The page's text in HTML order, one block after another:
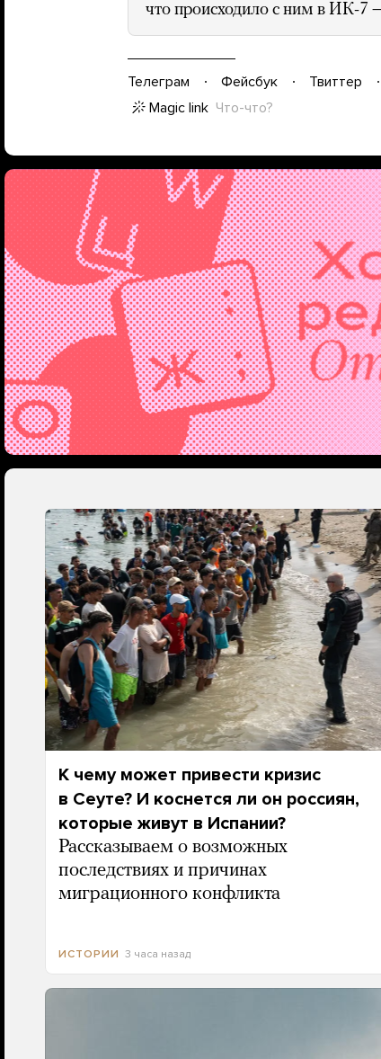
что происходило с ним в ИК-7
Телеграм Фейсбук Твиттер
Magic link Что-что?
К чему может привести кризис
в Сеуте? И коснется ли он россиян,
которые живут в Испании?
Рассказываем о возможных
последствиях и причинах
миграционного конфликта
ИСТОРИИ 3 часа назад